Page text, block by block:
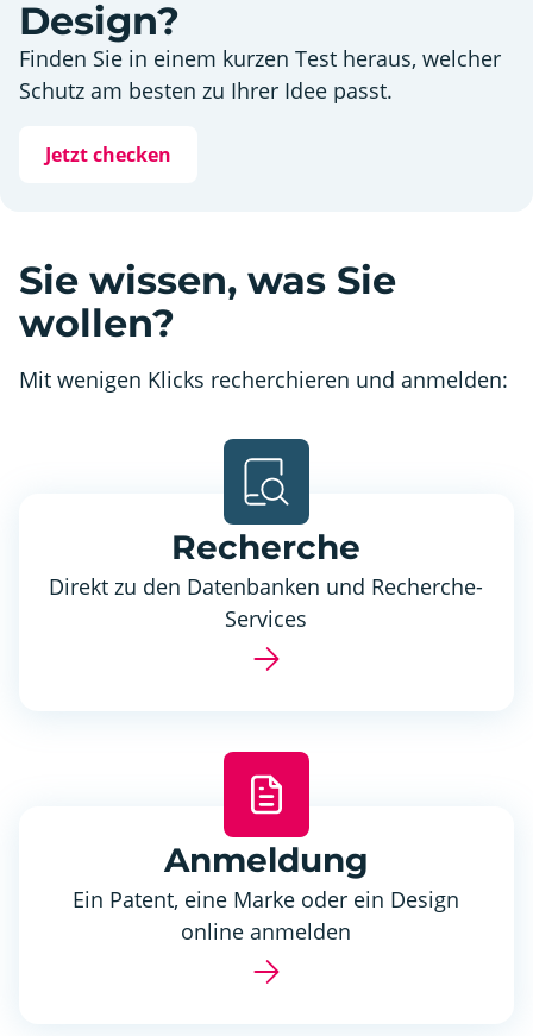
Design?
Finden Sie in einem kurzen Test heraus, welcher
Schutz am besten zu Ihrer Idee passt.
Jetzt checken
Sie wissen, was Sie
wollen?
Mit wenigen Klicks recherchieren und anmelden:
Recherche
Direkt zu den Datenbanken und Recherche-
Services
Anmeldung
Ein Patent, eine Marke oder ein Design
online anmelden